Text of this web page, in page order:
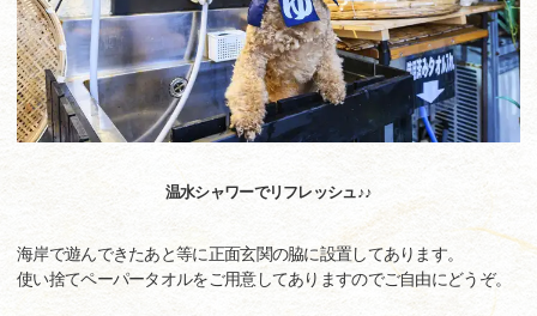
温水シャワーでリフレッシュ♪♪
海岸で遊んできたあと等に正面玄関の脇に設置してあります。
使い捨てペーパータオルをご用意してありますのでご自由にどうぞ。